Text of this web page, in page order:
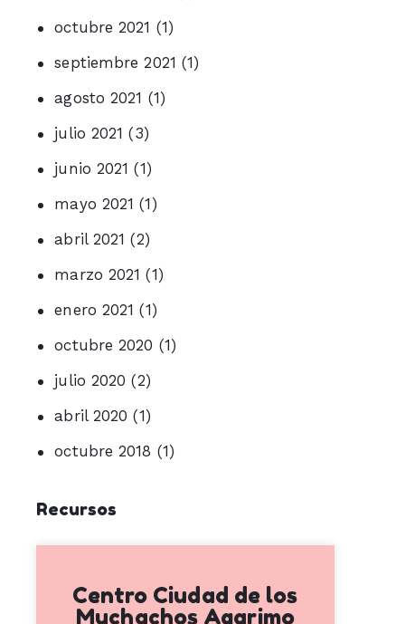
octubre 2021 (1)
septiembre 2021 (1)
agosto 2021 (1)
julio 2021 (3)
junio 2021 (1)
mayo 2021 (1)
abril 2021 (2)
marzo 2021 (1)
enero 2021 (1)
octubre 2020 (1)
julio 2020 (2)
abril 2020 (1)
octubre 2018 (1)
Recursos
Centro Ciudad de los
Muchachos Agarimo